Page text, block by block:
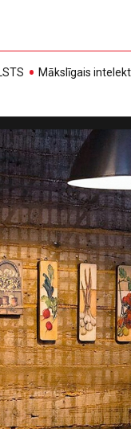
Mākslīgais